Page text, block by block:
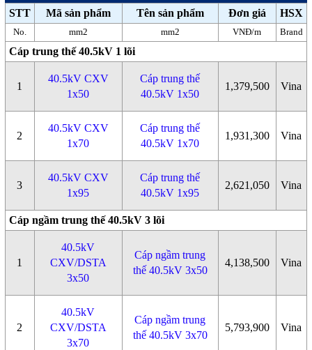
STT
Mã sản phẩm Tên sản phẩm Đơn giá HSX
No. mm2 mm2 VNĐ/m Brand
Cáp trung thế 40.5kV 1 lõi
1
40.5kV CXV
1x50
Cáp trung thế
40.5kV 1x50
1,379,500 Vina
2
40.5kV CXV
1x70
Cáp trung thế
40.5kV 1x70
1,931,300 Vina
3
40.5kV CXV
1x95
Cáp trung thế
40.5kV 1x95
2,621,050 Vina
Cáp ngầm trung thế 40.5kV 3 lõi
1
40.5kV
CXV/DSTA
3x50
Cáp ngầm trung
thế 40.5kV 3x50
4,138,500 Vina
2
40.5kV
CXV/DSTA
3x70
Cáp ngầm trung
thế 40.5kV 3x70
5,793,900 Vina